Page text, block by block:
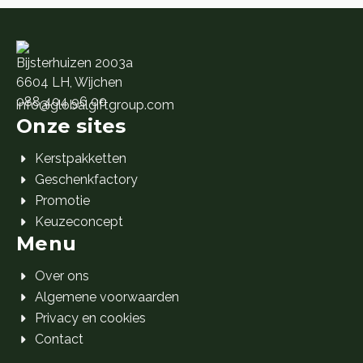
Bijsterhuizen 2003a
6604 LH, Wijchen
088 404 96 00
info@globalgiftgroup.com
Onze sites
Kerstpakketten
Geschenkfactory
Promotie
Keuzeconcept
Menu
Over ons
Algemene voorwaarden
Privacy en cookies
Contact